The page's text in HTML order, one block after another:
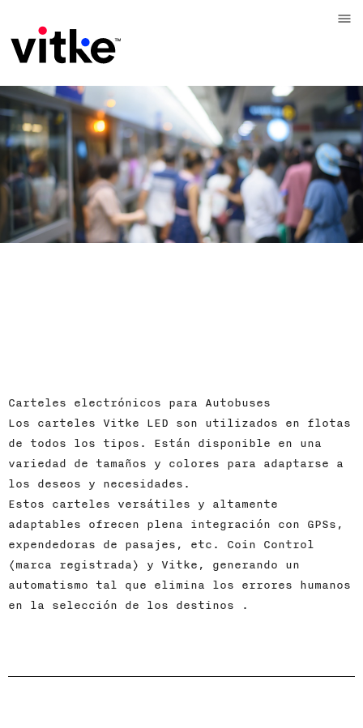
Carteles electrónicos para Autobuses
Los carteles Vitke LED son utilizados en flotas
de todos los tipos. Están disponible en una
variedad de tamaños y colores para adaptarse a
los deseos y necesidades.
Estos carteles versátiles y altamente
adaptables ofrecen plena integración con GPSs,
expendedoras de pasajes, etc. Coin Control
(marca registrada) y Vitke, generando un
automatismo tal que elimina los errores humanos
en la selección de los destinos .